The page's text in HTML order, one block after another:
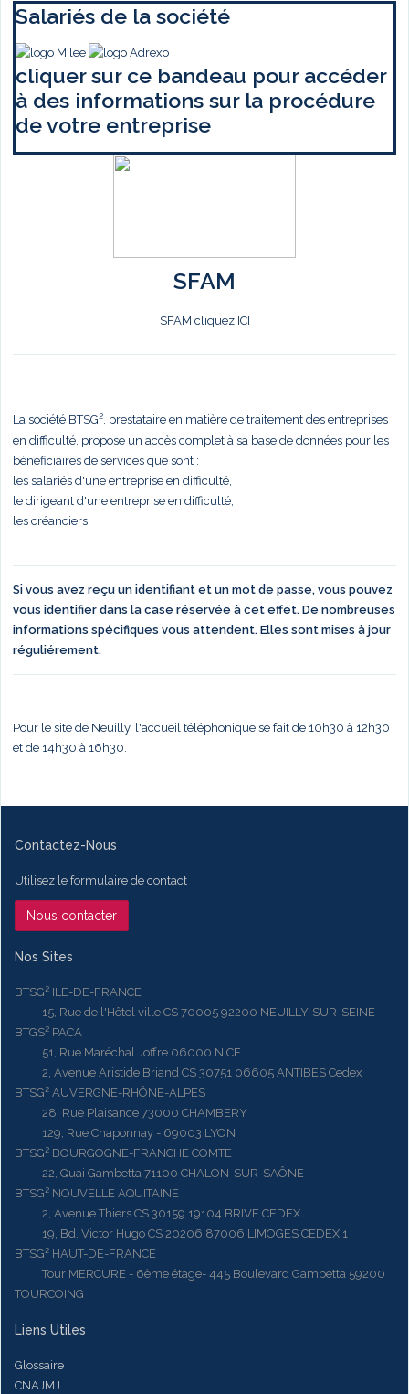
Salariés de la société
cliquer sur ce bandeau pour accéder
à des informations sur la procédure
de votre entreprise
SFAM
SFAM cliquez ICI
La société BTSG², prestataire en matière de traitement des entreprises
en difficulté, propose un accès complet à sa base de données pour les
bénéficiaires de services que sont :
les salariés d'une entreprise en difficulté,
le dirigeant d'une entreprise en difficulté,
les créanciers.
Si vous avez reçu un identifiant et un mot de passe, vous pouvez
vous identifier dans la case réservée à cet effet. De nombreuses
informations spécifiques vous attendent. Elles sont mises à jour
réguliérement.
Pour le site de Neuilly, l'accueil téléphonique se fait de 10h30 à 12h30
et de 14h30 à 16h30.
Contactez-Nous
Utilisez le formulaire de contact
Nous contacter
Nos Sites
BTSG² ILE-DE-FRANCE
15, Rue de l'Hôtel ville CS 70005 92200 NEUILLY-SUR-SEINE
BTGS² PACA
51, Rue Maréchal Joffre 06000 NICE
2, Avenue Aristide Briand CS 30751 06605 ANTIBES Cedex
BTSG² AUVERGNE-RHÔNE-ALPES
28, Rue Plaisance 73000 CHAMBERY
129, Rue Chaponnay - 69003 LYON
BTSG² BOURGOGNE-FRANCHE COMTE
22, Quai Gambetta 71100 CHALON-SUR-SAÔNE
BTSG² NOUVELLE AQUITAINE
2, Avenue Thiers CS 30159 19104 BRIVE CEDEX
19, Bd. Victor Hugo CS 20206 87006 LIMOGES CEDEX 1
BTSG² HAUT-DE-FRANCE
Tour MERCURE - 6ème étage- 445 Boulevard Gambetta 59200
TOURCOING
Liens Utiles
Glossaire
CNAJMJ